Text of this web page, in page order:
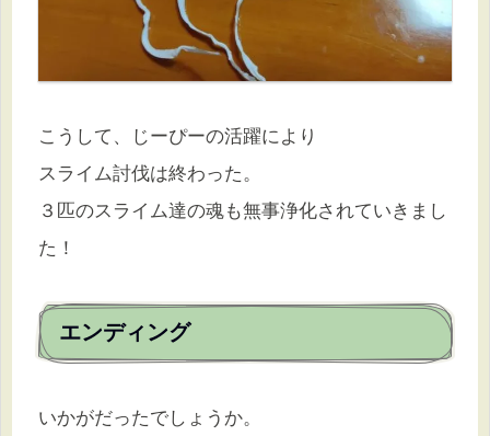
こうして、じーぴーの活躍により
スライム討伐は終わった。
３匹のスライム達の魂も無事浄化されていきまし
た！
エンディング
いかがだったでしょうか。